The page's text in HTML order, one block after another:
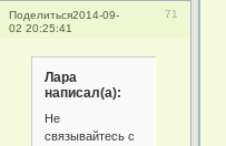
Поделиться 71
2014-09-
02 20:25:41
Лара
написал(а):
Не
связывайтесь с